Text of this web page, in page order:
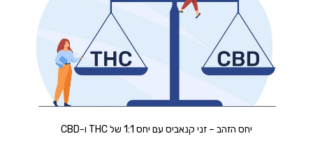
יחס הזהב – זני קנאביס עם יחס 1:1 של THC ו-CBD